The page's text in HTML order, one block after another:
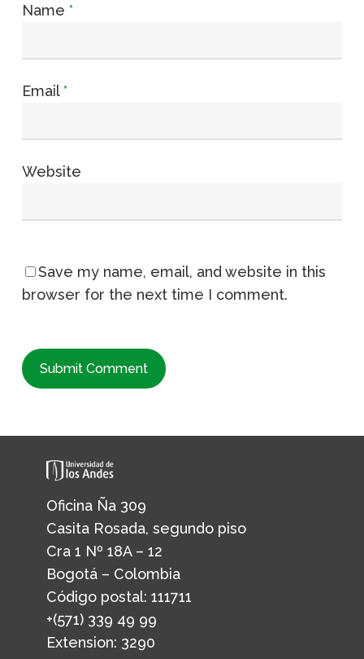
Name *
Email*
Website
Save my name, email, and website in this
browser for the next time I comment.
Oficina Ña 309
Casita Rosada, segundo piso
Cra 1 Nº 18A – 12
Bogotá – Colombia
Código postal: 111711
+(571) 339 49 99
Extension: 3290